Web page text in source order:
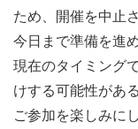
ため、開催を中止
今日まで準備を進
現在のタイミング
けする可能性があ
ご参加を楽しみに